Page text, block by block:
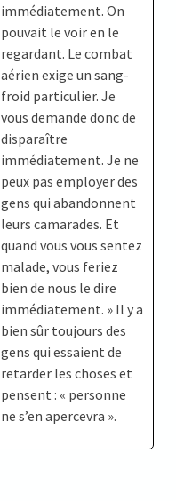
immédiatement. On
pouvait le voir en le
regardant. Le combat
aérien exige un sang-
froid particulier. Je
vous demande donc de
disparaître
immédiatement. Je ne
peux pas employer des
gens qui abandonnent
leurs camarades. Et
quand vous vous sentez
malade, vous feriez
bien de nous le dire
immédiatement. » Il y a
bien sûr toujours des
gens qui essaient de
retarder les choses et
pensent : « personne
ne s’en apercevra ».